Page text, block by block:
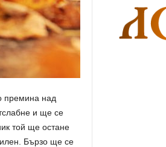
премина над
и ще се
той ще остане
Бързо ще се